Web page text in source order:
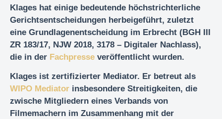
Klages hat einige bedeutende höchstrichterliche
Gerichtsentscheidungen herbeigeführt, zuletzt
eine Grundlagenentscheidung im Erbrecht (BGH III
ZR 183/17, NJW 2018, 3178 – Digitaler Nachlass),
die in der Fachpresse veröffentlicht wurden.
Klages ist zertifizierter Mediator. Er betreut als
WIPO Mediator insbesondere Streitigkeiten, die
zwische Mitgliedern eines Verbands von
Filmemachern im Zusammenhang mit der